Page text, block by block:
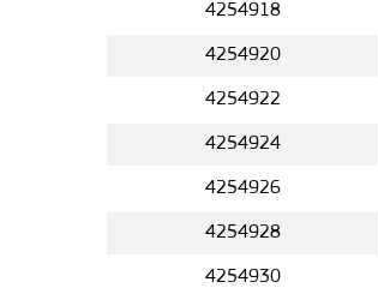
4254918
4254920
4254922
4254924
4254926
4254928
4254930